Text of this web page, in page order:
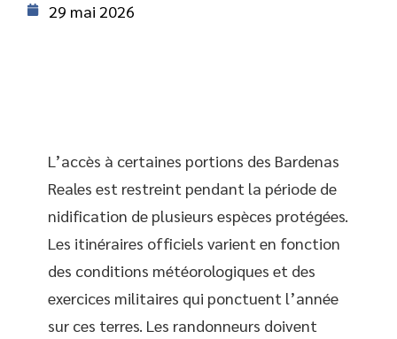
29 mai 2026
L’accès à certaines portions des Bardenas
Reales est restreint pendant la période de
nidification de plusieurs espèces protégées.
Les itinéraires officiels varient en fonction
des conditions météorologiques et des
exercices militaires qui ponctuent l’année
sur ces terres. Les randonneurs doivent